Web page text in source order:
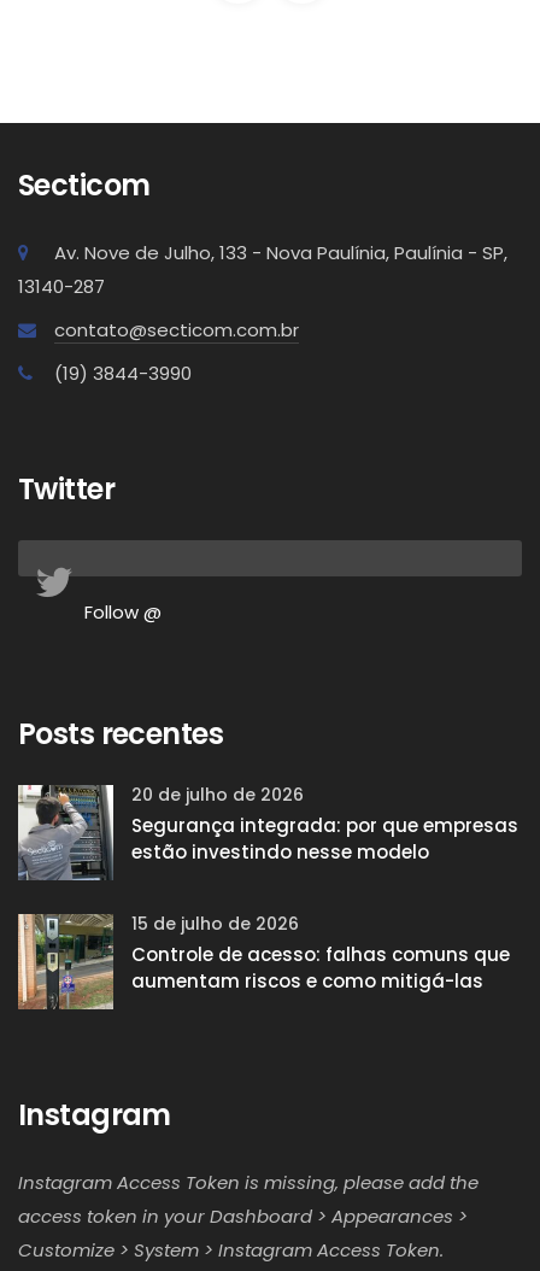
Secticom
Av. Nove de Julho, 133 - Nova Paulínia, Paulínia - SP,
13140-287
contato@secticom.com.br
(19) 3844-3990
Twitter
Follow @
Posts recentes
20 de julho de 2026
Segurança integrada: por que empresas
estão investindo nesse modelo
15 de julho de 2026
Controle de acesso: falhas comuns que
aumentam riscos e como mitigá-las
Instagram
Instagram Access Token is missing, please add the
access token in your Dashboard > Appearances >
Customize > System > Instagram Access Token.